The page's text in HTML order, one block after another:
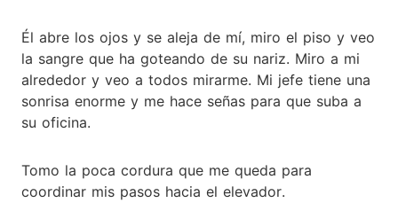
Él abre los ojos y se aleja de mí, miro el piso y veo
la sangre que ha goteando de su nariz. Miro a mi
alrededor y veo a todos mirarme. Mi jefe tiene una
sonrisa enorme y me hace señas para que suba a
su oficina.
Tomo la poca cordura que me queda para
coordinar mis pasos hacia el elevador.